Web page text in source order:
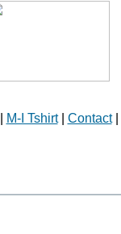
M-I Tshirt| Contact|